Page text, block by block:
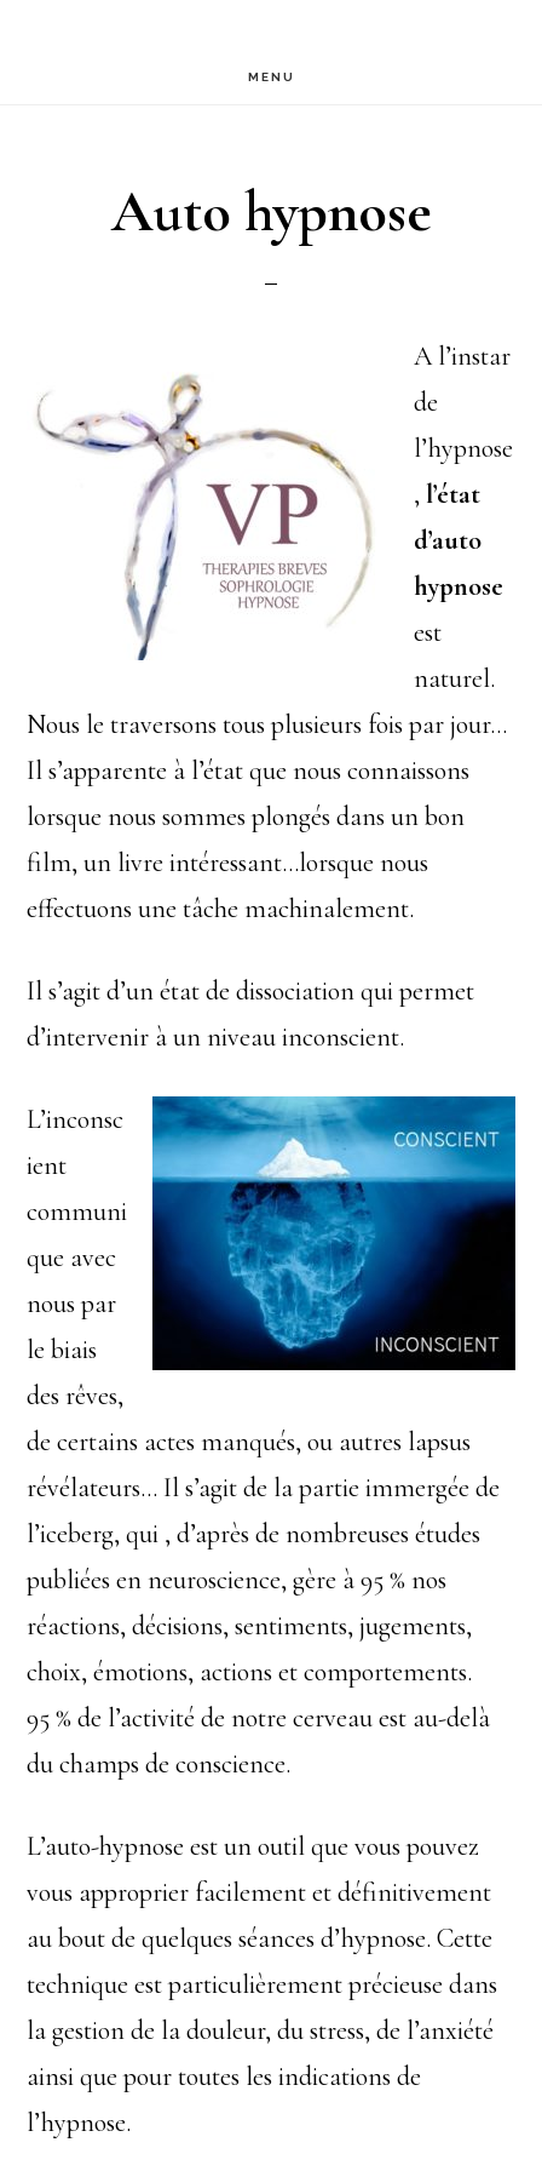
MENU
Auto hypnose
A l’instar
de
l’hypnose
, l’état
d’auto
hypnose
est
naturel.
Nous le traversons tous plusieurs fois par jour…
Il s’apparente à l’état que nous connaissons
lorsque nous sommes plongés dans un bon
film, un livre intéressant…lorsque nous
effectuons une tâche machinalement.
Il s’agit d’un état de dissociation qui permet
d’intervenir à un niveau inconscient.
L’inconsc
ient
communi
que avec
nous par
le biais
des rêves,
de certains actes manqués, ou autres lapsus
révélateurs… Il s’agit de la partie immergée de
l’iceberg, qui , d’après de nombreuses études
publiées en neuroscience, gère à 95 % nos
réactions, décisions, sentiments, jugements,
choix, émotions, actions et comportements.
95 % de l’activité de notre cerveau est au-delà
du champs de conscience.
L’auto-hypnose est un outil que vous pouvez
vous approprier facilement et définitivement
au bout de quelques séances d’hypnose. Cette
technique est particulièrement précieuse dans
la gestion de la douleur, du stress, de l’anxiété
ainsi que pour toutes les indications de
l’hypnose.